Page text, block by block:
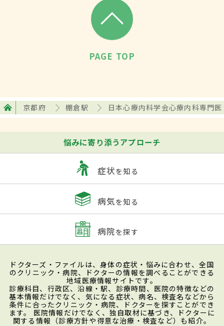
PAGE TOP
京都府 棚倉駅 日本心療内科学会心療内科専門医
悩みに寄り添うアプローチ
症状を知る
病気を知る
病院を探す
ドクターズ・ファイルは、身体の症状・悩みに合わせ、全国
のクリニック・病院、ドクターの情報を調べることができる
地域医療情報サイトです。
診療科目、行政区、沿線・駅、診療時間、医院の特徴などの
基本情報だけでなく、気になる症状、病名、検査名などから
条件に合ったクリニック・病院、ドクターを探すことができ
ます。 医院情報だけでなく、独自取材に基づき、ドクターに
関する情報（診療方針や得意な治療・検査など）も紹介。